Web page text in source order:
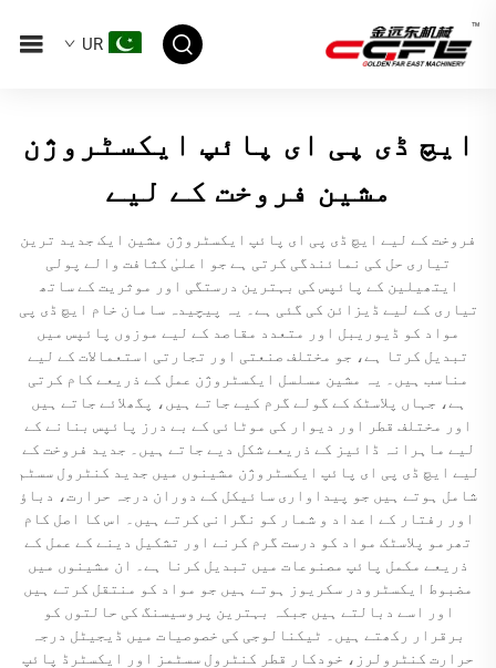
UR
ایچ ڈی پی ای پائپ ایکسٹروژن
مشین فروخت کے لیے
فروخت کے لیے ایچ ڈی پی ای پائپ ایکسٹروژن مشین ایک جدید ترین
تیاری حل کی نمائندگی کرتی ہے جو اعلیٰ کثافت والے پولی
ایتھیلین کے پائپس کی بہترین درستگی اور موثریت کے ساتھ
تیاری کے لیے ڈیزائن کی گئی ہے۔ یہ پیچیدہ سامان خام ایچ ڈی پی
مواد کو ڈیوریبل اور متعدد مقاصد کے لیے موزوں پائپس میں
تبدیل کرتا ہے، جو مختلف صنعتی اور تجارتی استعمالات کے لیے
مناسب ہیں۔ یہ مشین مسلسل ایکسٹروژن عمل کے ذریعے کام کرتی
ہے، جہاں پلاسٹک کے گولے گرم کیے جاتے ہیں، پگھلائے جاتے ہیں
اور مختلف قطر اور دیوار کی موٹائی کے بے درز پائپس بنانے کے
لیے ماہرانہ ڈائیز کے ذریعے شکل دیے جاتے ہیں۔ جدید فروخت کے
لیے ایچ ڈی پی ای پائپ ایکسٹروژن مشینوں میں جدید کنٹرول سسٹم
شامل ہوتے ہیں جو پیداواری سائیکل کے دوران درجہ حرارت، دباؤ
اور رفتار کے اعداد و شمار کو نگرانی کرتے ہیں۔ اس کا اصل کام
تھرمو پلاسٹک مواد کو درست گرم کرنے اور تشکیل دینے کے عمل کے
ذریعے مکمل پائپ مصنوعات میں تبدیل کرنا ہے۔ ان مشینوں میں
مضبوط ایکسٹرودر سکریوز ہوتے ہیں جو مواد کو منتقل کرتے ہیں
اور اسے دبالتے ہیں جبکہ بہترین پروسیسنگ کی حالتوں کو
برقرار رکھتے ہیں۔ ٹیکنالوجی کی خصوصیات میں ڈیجیٹل درجہ
حرارت کنٹرولرز، خودکار قطر کنٹرول سسٹمز اور ایکسٹرڈ پائپ